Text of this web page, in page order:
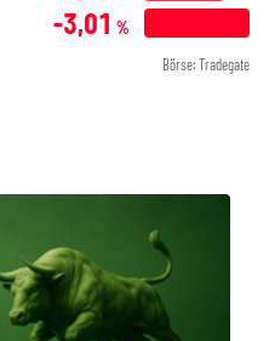
-3,01 %
Börse: Tradegate